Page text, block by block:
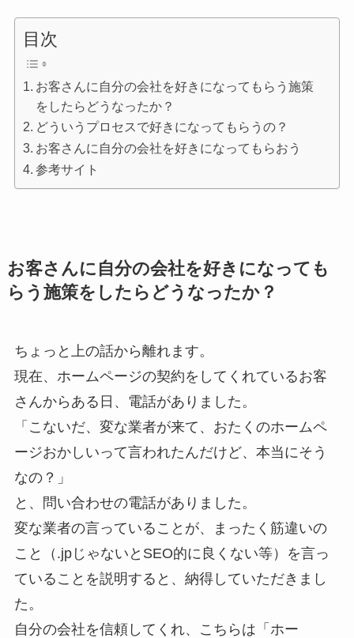
目次
お客さんに自分の会社を好きになってもらう施策
をしたらどうなったか？
どういうプロセスで好きになってもらうの？
お客さんに自分の会社を好きになってもらおう
参考サイト
お客さんに自分の会社を好きになっても
らう施策をしたらどうなったか？
ちょっと上の話から離れます。
現在、ホームページの契約をしてくれているお客
さんからある日、電話がありました。
「こないだ、変な業者が来て、おたくのホームペ
ージおかしいって言われたんだけど、本当にそう
なの？」
と、問い合わせの電話がありました。
変な業者の言っていることが、まったく筋違いの
こと（.jpじゃないとSEO的に良くない等）を言っ
ていることを説明すると、納得していただきまし
た。
自分の会社を信頼してくれ、こちらは「ホー